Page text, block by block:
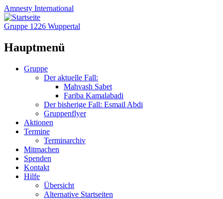
Amnesty International
Gruppe 1226 Wuppertal
Hauptmenü
Zum
Gruppe
Der aktuelle Fall:
Mahvash Sabet
Fariba Kamalabadi
Der bisherige Fall: Esmail Abdi
Gruppenflyer
Aktionen
Termine
Terminarchiv
Mitmachen
Spenden
Kontakt
Hilfe
Übersicht
Alternative Startseiten